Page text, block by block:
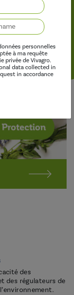
durablement
tout chimique ».
des
des régulateurs de
personnelles
à ma requête
privée de Vivagro.
data collected in
in accordance